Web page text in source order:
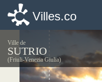
Villes.co
Ville de
SUTRIO
(Friuli-Venezia Giulia)
Villes.co